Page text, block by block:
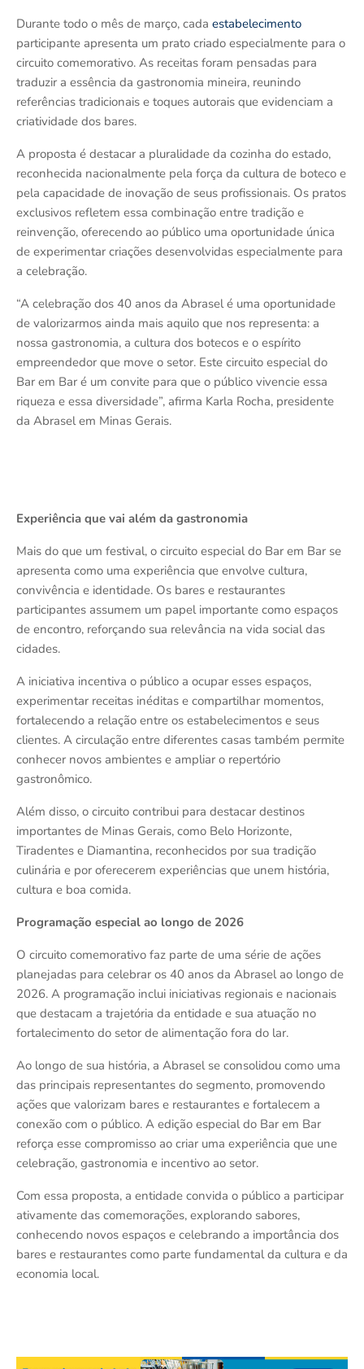
Durante todo o mês de março, cada estabelecimento
participante apresenta um prato criado especialmente para o
circuito comemorativo. As receitas foram pensadas para
traduzir a essência da gastronomia mineira, reunindo
referências tradicionais e toques autorais que evidenciam a
criatividade dos bares.
A proposta é destacar a pluralidade da cozinha do estado,
reconhecida nacionalmente pela força da cultura de boteco e
pela capacidade de inovação de seus profissionais. Os pratos
exclusivos refletem essa combinação entre tradição e
reinvenção, oferecendo ao público uma oportunidade única
de experimentar criações desenvolvidas especialmente para
a celebração.
“A celebração dos 40 anos da Abrasel é uma oportunidade
de valorizarmos ainda mais aquilo que nos representa: a
nossa gastronomia, a cultura dos botecos e o espírito
empreendedor que move o setor. Este circuito especial do
Bar em Bar é um convite para que o público vivencie essa
riqueza e essa diversidade”, afirma Karla Rocha, presidente
da Abrasel em Minas Gerais.
Experiência que vai além da gastronomia
Mais do que um festival, o circuito especial do Bar em Bar se
apresenta como uma experiência que envolve cultura,
convivência e identidade. Os bares e restaurantes
participantes assumem um papel importante como espaços
de encontro, reforçando sua relevância na vida social das
cidades.
A iniciativa incentiva o público a ocupar esses espaços,
experimentar receitas inéditas e compartilhar momentos,
fortalecendo a relação entre os estabelecimentos e seus
clientes. A circulação entre diferentes casas também permite
conhecer novos ambientes e ampliar o repertório
gastronômico.
Além disso, o circuito contribui para destacar destinos
importantes de Minas Gerais, como Belo Horizonte,
Tiradentes e Diamantina, reconhecidos por sua tradição
culinária e por oferecerem experiências que unem história,
cultura e boa comida.
Programação especial ao longo de 2026
O circuito comemorativo faz parte de uma série de ações
planejadas para celebrar os 40 anos da Abrasel ao longo de
2026. A programação inclui iniciativas regionais e nacionais
que destacam a trajetória da entidade e sua atuação no
fortalecimento do setor de alimentação fora do lar.
Ao longo de sua história, a Abrasel se consolidou como uma
das principais representantes do segmento, promovendo
ações que valorizam bares e restaurantes e fortalecem a
conexão com o público. A edição especial do Bar em Bar
reforça esse compromisso ao criar uma experiência que une
celebração, gastronomia e incentivo ao setor.
Com essa proposta, a entidade convida o público a participar
ativamente das comemorações, explorando sabores,
conhecendo novos espaços e celebrando a importância dos
bares e restaurantes como parte fundamental da cultura e da
economia local.